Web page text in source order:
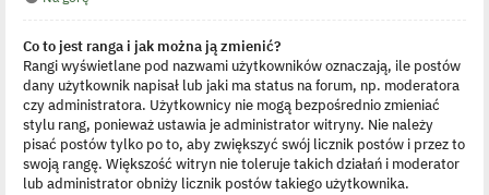
Co to jest ranga i jak można ją zmienić?
Rangi wyświetlane pod nazwami użytkowników oznaczają, ile postów
dany użytkownik napisał lub jaki ma status na forum, np. moderatora
czy administratora. Użytkownicy nie mogą bezpośrednio zmieniać
stylu rang, ponieważ ustawia je administrator witryny. Nie należy
pisać postów tylko po to, aby zwiększyć swój licznik postów i przez to
swoją rangę. Większość witryn nie toleruje takich działań i moderator
lub administrator obniży licznik postów takiego użytkownika.